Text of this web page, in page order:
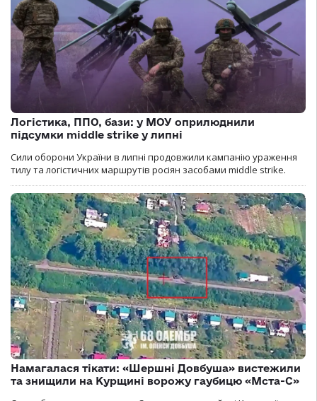
Логістика, ППО, бази: у МОУ оприлюднили
підсумки middle strike у липні
Сили оборони України в липні продовжили кампанію ураження
тилу та логістичних маршрутів росіян засобами middle strike.
Намагалася тікати: «Шершні Довбуша» вистежили
та знищили на Курщині ворожу гаубицю «Мста-С»